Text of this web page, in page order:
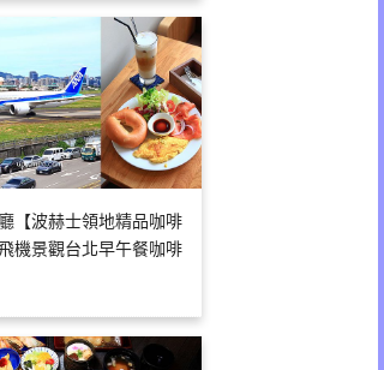
【波赫士領地精品咖啡
機景觀台北早午餐咖啡